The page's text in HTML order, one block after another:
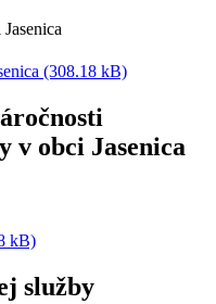
(308.18 kB)
v obci Jasenica
kB)
služby